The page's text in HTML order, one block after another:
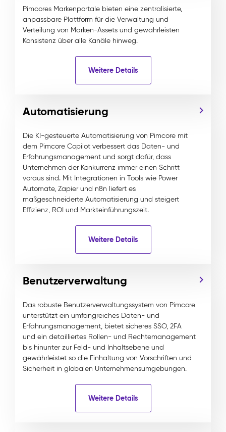
Pimcores Markenportale bieten eine zentralisierte,
anpassbare Plattform für die Verwaltung und
Verteilung von Marken-Assets und gewährleisten
Konsistenz über alle Kanäle hinweg.
Weitere Details
Automatisierung
Die KI-gesteuerte Automatisierung von Pimcore mit
dem Pimcore Copilot verbessert das Daten- und
Erfahrungsmanagement und sorgt dafür, dass
Unternehmen der Konkurrenz immer einen Schritt
voraus sind. Mit Integrationen in Tools wie Power
Automate, Zapier und n8n liefert es
maßgeschneiderte Automatisierung und steigert
Effizienz, ROI und Markteinführungszeit.
Weitere Details
Benutzerverwaltung
Das robuste Benutzerverwaltungssystem von Pimcore
unterstützt ein umfangreiches Daten- und
Erfahrungsmanagement, bietet sicheres SSO, 2FA
und ein detailliertes Rollen- und Rechtemanagement
bis hinunter zur Feld- und Inhaltsebene und
gewährleistet so die Einhaltung von Vorschriften und
Sicherheit in globalen Unternehmensumgebungen.
Weitere Details